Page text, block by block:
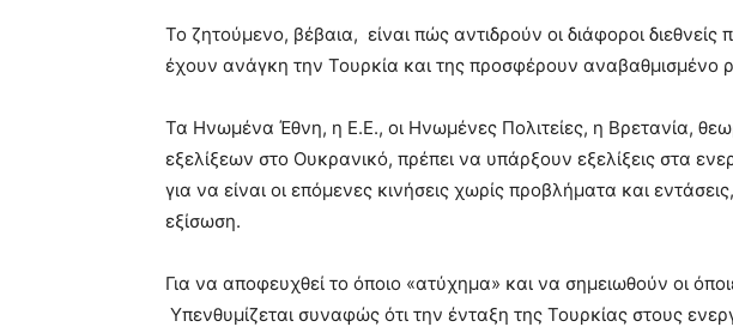
Το ζητούμενο, βέβαια, είναι πώς αντιδρούν οι διάφοροι διεθνείς
έχουν ανάγκη την Τουρκία και της προσφέρουν αναβαθμισμένο
Τα Ηνωμένα Έθνη, η Ε.Ε., οι Ηνωμένες Πολιτείες, η Βρετανία,
εξελίξεων στο Ουκρανικό, πρέπει να υπάρξουν εξελίξεις στα
για να είναι οι επόμενες κινήσεις χωρίς προβλήματα και
εξίσωση.
Για να αποφευχθεί το όποιο «ατύχημα» και να σημειωθούν οι
Υπενθυμίζεται συναφώς ότι την ένταξη της Τουρκίας στους